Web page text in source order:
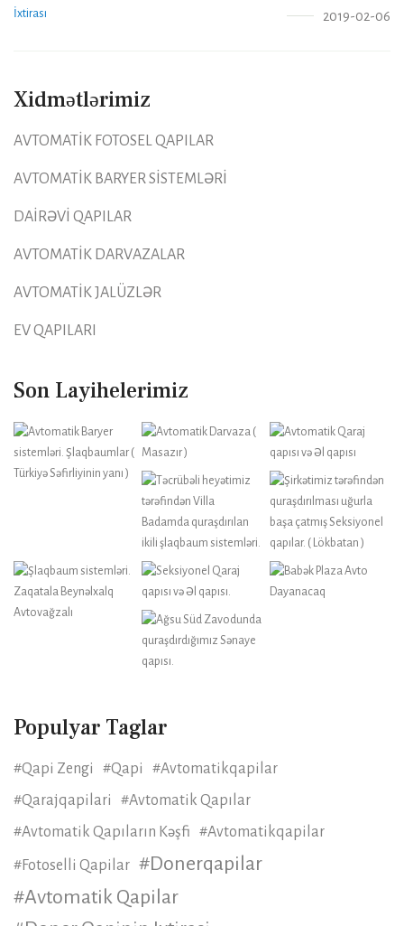
2019-02-06
Xidmətlərimiz
AVTOMATİK FOTOSEL QAPILAR
AVTOMATİK BARYER SİSTEMLƏRİ
DAİRƏVİ QAPILAR
AVTOMATİK DARVAZALAR
AVTOMATİK JALÜZLƏR
EV QAPILARI
Son Layihelerimiz
Populyar Taglar
#qapi Zengi #qapi
#avtomatikqapilar
#qarajqapilari
#Avtomatik Qapılar
#Avtomatik Qapıların Kəşfi
#avtomatikqapilar
#fotoselli Qapilar #donerqapilar
#avtomatik Qapilar